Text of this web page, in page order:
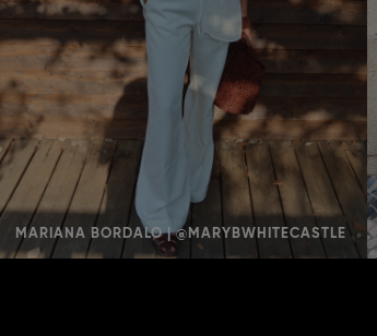
MARIANA BORDALO | @MARYBWHITECASTLE